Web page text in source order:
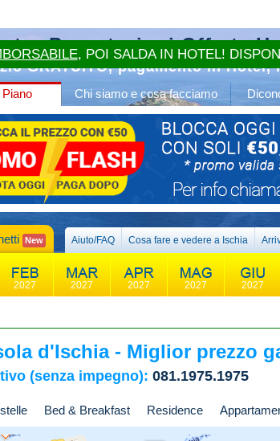
Prenotazioni Offerte
GRATUITO, pagamento in Hotel,
Chi siamo e cosa facciamo
New Aiuto/FAQ Cosa fare e vedere a Ischia
2027 2027 2027 2027 2027
d'Ischia - Miglior prezzo
(senza impegno): 081.1975.1975
Bed & Breakfast Residence
, POI SALDA IN HOTEL!